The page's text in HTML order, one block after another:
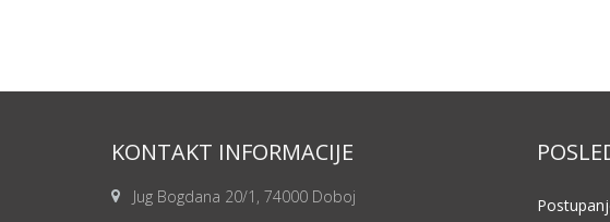
KONTAKT INFORMACIJE
Jug Bogdana 20/1, 74000 Doboj